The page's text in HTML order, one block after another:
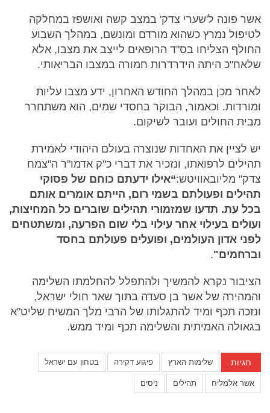
אשר פונה ל'שערי צדק' במצב קשה ואושפז במחלקה
לטיפול נמרץ כשהוא מורדם ומונשם, במהלך השבוע
החולף הצליחו בס"ד הרופאים לייצב את מצבו, אלא
שלאח"כ היתה הידרדרות חמורה במצבו הבריאותי.
לאחר מכן במהלך החודש האחרון, ידע מצבו עליות
ומורדות. וכאמור, הבוקר בחסדי שמים, הוא משתחרר
מבית החולים ועובר לשיקום.
יש לציין את האחדות שנוצרה בעולם היהודי לאמירת
תהילים לרפואתו, ונזכיר את דברי כ"ק אדמו"ר ה"צמח
צדק" מליובאוויטש:“אילו ידעתם כוחם של פסוקי
תהילים ופעולתם בשמי רום, הייתם אומרים אותם
בכל עת. תדעו שמזמורי תהילים שוברים כל המחיצות,
ועולים בעילוי אחר עילוי בלי שום הפרעה, ומשתטחים
לפני אדון העולמים, ופועלים פעולתם בחסד
וברחמים".
הציבור נקרא להמשיך ולהתפלל להחלמתו השלימה
והמהירה של אשר בן סעדה בתוך שאר חולי ישראל,
ונזכה תכף ומיד להתגלותו של הרבי מלך המשיח שליט"א
בגאולה האמיתית והשלימה תכף ומיד ממש.
תגיות שלימות הארץ פיגוע דקירה בטחון עם ישראל
אשר אלמליח תהילים ניסים